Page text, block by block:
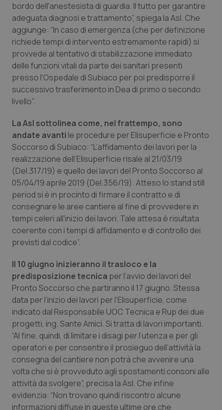
Provincia Autonoma di Bolzano
Provincia Autonoma di Trento
Puglia
Sardegna
Toscana
Umbria
Valle D’Aosta
Veneto
Infezioni & Febbre
Ipertensione & Scompenso
Malattie rare
Malattia di Crohn & Rettocolite Ulcerosa
Obesità
Oftalmologia
Oncodermatologia
Oncoematologia
Oncologia & Nutrizione
Psoriasi & pelle
Quotidiano Cardiologia
Quotidiano Chirurgia
Quotidiano Oncologia
Quotidiano Pediatria
Rene & patologie urogenitali
bordo dell'anestesista di guardia. Il tutto per garantire
adeguata diagnosi e trattamento”, spiega la Asl. Che
aggiunge: “In caso di emergenza (che per definizione
richiede tempi di intervento estremamente rapidi) si
provvede al tentativo di stabilizzazione immediato
delle funzioni vitali da parte dei sanitari presenti
presso l'Ospedale di Subiaco per poi predisporre il
successivo trasferimento in Dea di primo o secondo
livello”.
La Asl sottolinea come, nel frattempo, sono
andate avanti le procedure per Elisuperficie e Pronto
Soccorso di Subiaco: “L’affidamento dei lavori per la
realizzazione dell’Elisuperficie risale al 21/03/19
(Del.317/19) e quello dei lavori del Pronto Soccorso al
05/04/19 aprile 2019 (Del.356/19). Atteso lo stand still
period si è in procinto di firmare il contratto e di
consegnare le aree cantiere al fine di provvedere in
tempi celeri all'inizio dei lavori. Tale attesa è risultata
coerente con i tempi di affidamento e di controllo dei
previsti dal codice”.
Il 10 giugno inizieranno il trasloco e la
predisposizione tecnica per l’avvio dei lavori del
Pronto Soccorso che partiranno il 17 giugno. Stessa
data per l’inizio dei lavori per l’Elisuperficie, come
indicato dal Responsabile UOC Tecnica e Rup dei due
progetti, ing. Sante Amici. Si tratta di lavori importanti.
“Al fine, quindi, di limitare i disagi per l’utenza e per gli
operatori e per consentire il prosieguo dell’attività la
consegna del cantiere non potrà che avvenire una
volta che si è provveduto agli spostamenti consoni alle
attività da svolgere”, precisa la Asl. Che infine
evidenzia: “Non trovano quindi riscontro alcune
informazioni diffuse in queste ultime ore che